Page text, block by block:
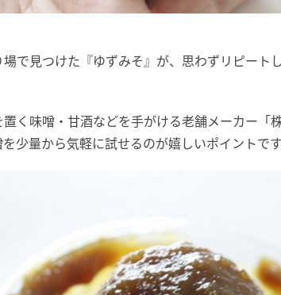
で見つけた『ゆずみそ』が、思わずリピート
く味噌・甘酒などを手がける老舗メーカー「
少量から気軽に試せるのが嬉しいポイントです